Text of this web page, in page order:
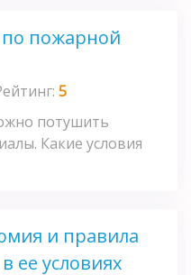
пожарной
5
потушить
Какие условия
и правила
ее условиях